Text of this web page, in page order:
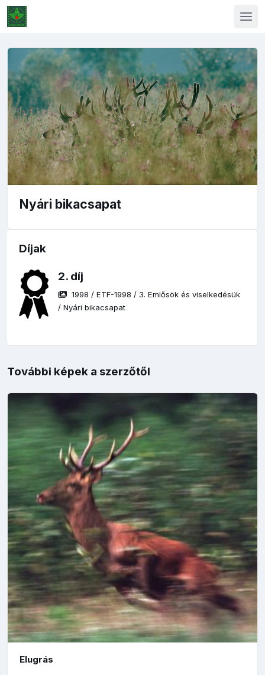
Nyári bikacsapat
Díjak
2. díj
1998 /ETF-1998 /3. Emlősök és viselkedésük
/Nyári bikacsapat
További képek a szerzőtől
Elugrás